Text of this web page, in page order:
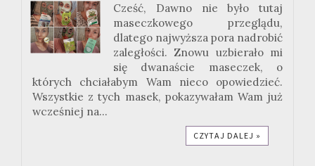
Cześć, Dawno nie było tutaj
maseczkowego przeglądu,
dlatego najwyższa pora nadrobić
zaległości. Znowu uzbierało mi
się dwanaście maseczek, o
których chciałabym Wam nieco opowiedzieć.
Wszystkie z tych masek, pokazywałam Wam już
wcześniej na...
CZYTAJ DALEJ »